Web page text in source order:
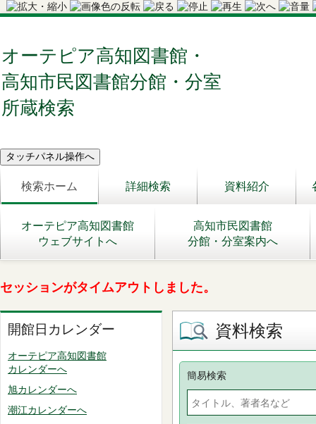
オーテピア高知図書館・
高知市民図書館分館・分室
所蔵検索
検索ホーム 詳細検索 資料紹介
オーテピア高知図書館
ウェブサイトへ
高知市民図書館
分館・分室案内へ
セッションがタイムアウトしました。
開館日カレンダー
オーテピア高知図書館
カレンダーへ
旭カレンダーへ
潮江カレンダーへ
資料検索
簡易検索